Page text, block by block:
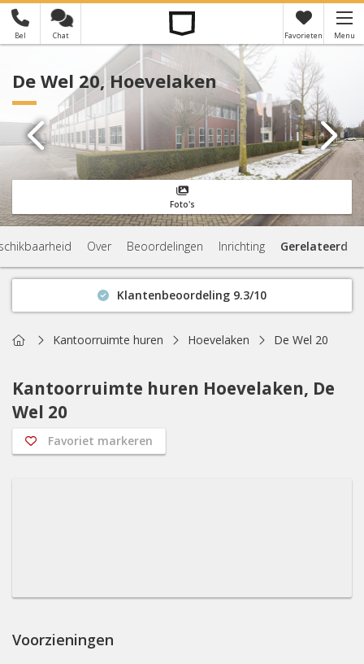
Bel Chat Favorieten Menu
Je hebt nog geen favorieten
De Wel 20, Hoevelaken
Foto's
Over Beoordelingen Inrichting Gerelateerd
Klantenbeoordeling 9.3/10
Actuele beschikbaarheid
HomeKantoorruimte huren Hoevelaken De Wel 20
Kantoorruimte huren Hoevelaken, De
Wel 20
Favoriet markeren
Voorzieningen